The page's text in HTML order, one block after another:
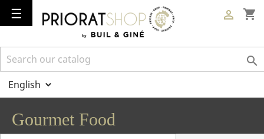
shopping_cart

Toggle
navigation
☰

Gourmet Food